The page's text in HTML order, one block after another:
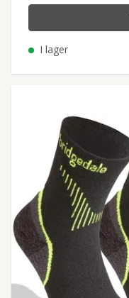
I lager